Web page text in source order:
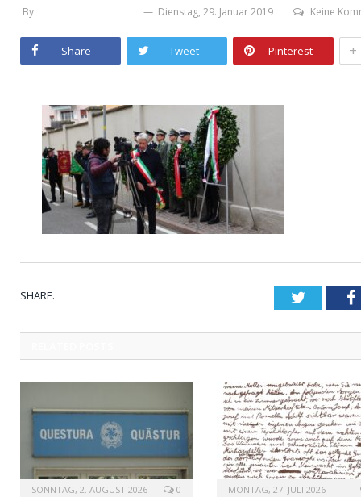
By Dienstag, 29. Januar 2019 Keine
Share Tweet Pinterest +
SHARE. Twitter
SONNTAG, 2. AUGUST 2026 0 MONTAG, 27. JULI 2026